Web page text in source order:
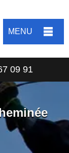
MENU
09 91